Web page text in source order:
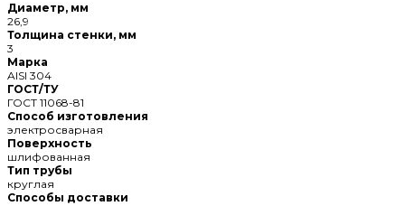
Диаметр, мм
26,9
Толщина стенки, мм
3
Марка
AISI 304
ГОСТ/ТУ
ГОСТ 11068-81
Способ изготовления
электросварная
Поверхность
шлифованная
Тип трубы
круглая
Способы доставки